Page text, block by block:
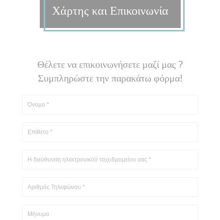
Χάρτης και Επικοινωνία
Θέλετε να επικοινωνήσετε μαζί μας ?
Συμπληρώστε την παρακάτω φόρμα!